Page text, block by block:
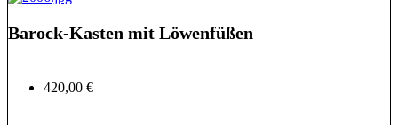
Barock-Kasten mit Löwenfüßen
420,00 €